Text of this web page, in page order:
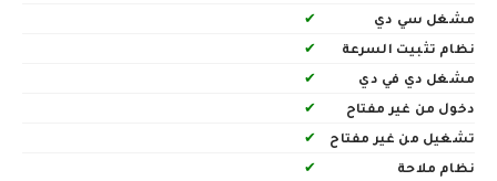
مشغل سي دي
✔
نظام تثبيت السرعة
✔
مشغل دي في دي
✔
دخول من غير مفتاح
✔
تشغيل من غير مفتاح
✔
نظام ملاحة
✔